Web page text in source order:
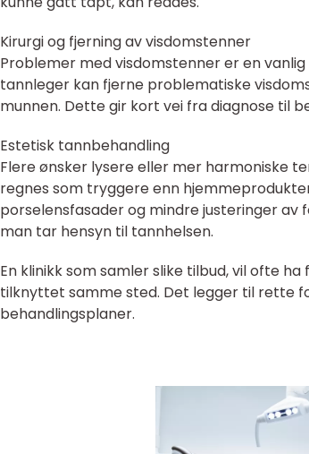
Kirurgi og fjerning av visdomstenner
Problemer med visdomstenner er en
tannleger kan fjerne problematiske
munnen. Dette gir kort vei fra diagnose til
Estetisk tannbehandling
Flere ønsker lysere eller mer harmoniske
regnes som tryggere enn
porselensfasader og mindre justeringer av
man tar hensyn til tannhelsen.
En klinikk som samler slike tilbud, vil ofte
tilknyttet samme sted. Det legger til rette
behandlingsplaner.